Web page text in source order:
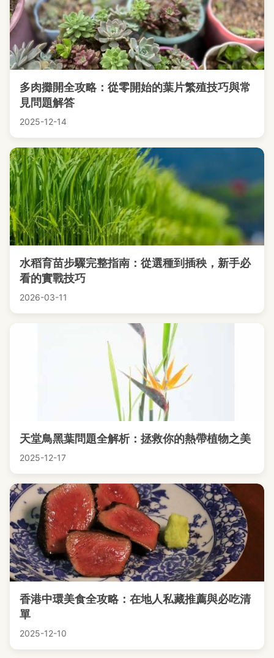
多肉攤開全攻略：從零開始的葉片繁殖技巧與常
見問題解答
2025-12-14
水稻育苗步驟完整指南：從選種到插秧，新手必
看的實戰技巧
2026-03-11
天堂鳥黑葉問題全解析：拯救你的熱帶植物之美
2025-12-17
香港中環美食全攻略：在地人私藏推薦與必吃清
單
2025-12-10